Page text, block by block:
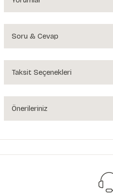
Soru & Cevap
Ürün hakkında
Taksit Seçenekleri
Önerileriniz
yetersiz gördüğünüz noktaları öneri
Görüş ve önerileriniz için teşekkür
Ürün resmi kalitesiz, bozuk veya